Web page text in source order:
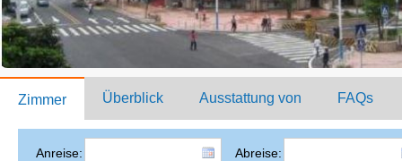
Zimmer Überblick Ausstattung von FAQs
Anreise: Abreise: